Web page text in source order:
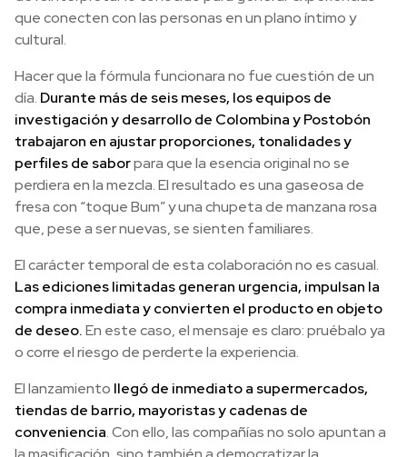
que conecten con las personas en un plano íntimo y
cultural.
Hacer que la fórmula funcionara no fue cuestión de un
día. Durante más de seis meses, los equipos de
investigación y desarrollo de Colombina y Postobón
trabajaron en ajustar proporciones, tonalidades y
perfiles de saborpara que la esencia original no se
perdiera en la mezcla. El resultado es una gaseosa de
fresa con “toque Bum” y una chupeta de manzana rosa
que, pese a ser nuevas, se sienten familiares.
El carácter temporal de esta colaboración no es casual.
Las ediciones limitadas generan urgencia, impulsan la
compra inmediata y convierten el producto en objeto
de deseo.En este caso, el mensaje es claro: pruébalo ya
o corre el riesgo de perderte la experiencia.
El lanzamiento llegó de inmediato a supermercados,
tiendas de barrio, mayoristas y cadenas de
conveniencia. Con ello, las compañías no solo apuntan a